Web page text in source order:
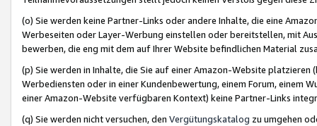
(o) Sie werden keine Partner-Links oder andere Inhalte, die eine
Werbeseiten oder Layer-Werbung einstellen oder bereitstellen, mit
bewerben, die eng mit dem auf Ihrer Website befindlichen Material
(p) Sie werden in Inhalte, die Sie auf einer Amazon-Website
Werbediensten oder in einer Kundenbewertung, einem Forum, einem
einer Amazon-Website verfügbaren Kontext) keine Partner-Links
(q) Sie werden nicht versuchen, den Vergütungskatalog zu umgehen